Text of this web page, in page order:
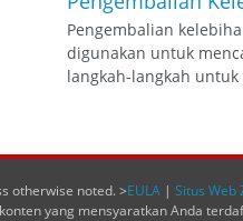
Pengembalian
digunakan untuk
langkah-langkah
otherwise noted. >EULA | Situs Web
yang mensyaratkan Anda